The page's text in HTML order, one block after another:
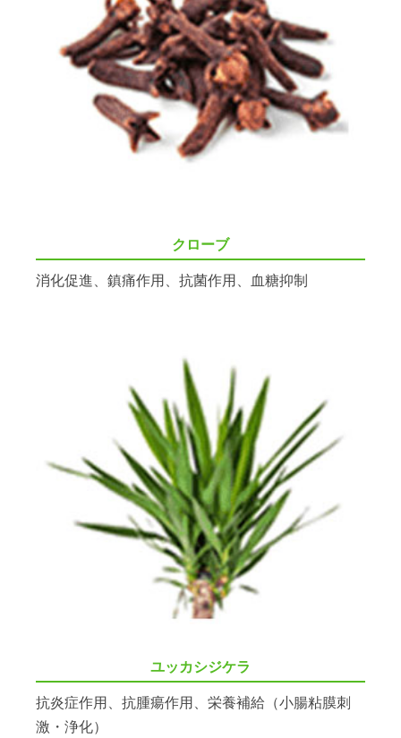
クローブ
消化促進、鎮痛作用、抗菌作用、血糖抑制
ユッカシジケラ
抗炎症作用、抗腫瘍作用、栄養補給（小腸粘膜刺
激・浄化）